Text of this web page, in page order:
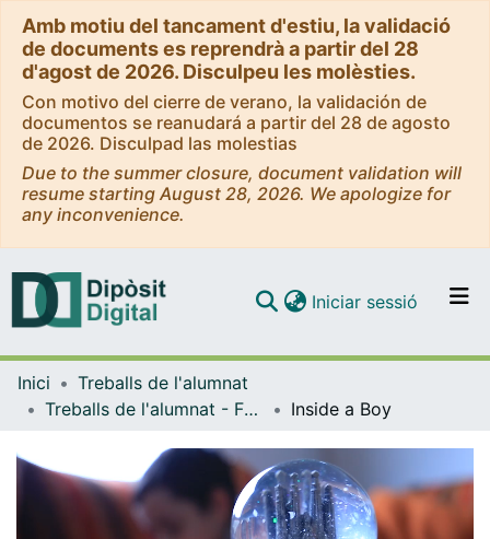
Amb motiu del tancament d'estiu, la validació
de documents es reprendrà a partir del 28
d'agost de 2026. Disculpeu les molèsties.
Con motivo del cierre de verano, la validación de
documentos se reanudará a partir del 28 de agosto
de 2026. Disculpad las molestias
Due to the summer closure, document validation will
resume starting August 28, 2026. We apologize for
any inconvenience.
Navega per tot el DD
Contacte
Iniciar sessió (current)
Inici
Treballs de l'alumnat
Treballs de l'alumnat - Facultat d'Informació i Mitjans Audiovisuals - Grau de Comunicació Audiovisual
Inside a Boy